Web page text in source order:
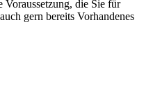
Voraussetzung, die Sie für
gern bereits Vorhandenes